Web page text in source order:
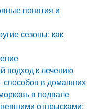
понятия и
сезоны: как
подход к лечению
способов в домашних
в подвале
отпрысками: